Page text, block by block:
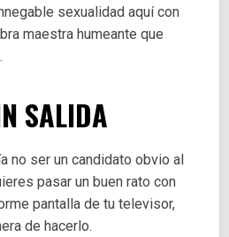
sexualidad aquí con
maestra humeante que
SALIDA
no ser un candidato obvio al
pasar un buen rato con
pantalla de tu televisor,
de hacerlo.